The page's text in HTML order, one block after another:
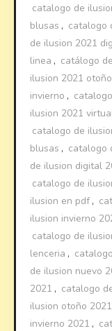
catalogo de
blusas , catalogo
de ilusion 2021
linea , catálogo
ilusion 2021 otoño
invierno ,
ilusion 2021
catalogo de
blusas , catalogo
de ilusion digital
catalogo de
ilusion en pdf ,
ilusion invierno
catalogo de
lenceria ,
de ilusion nuevo
2021 , catalogo
ilusion otoño
invierno 2021 ,